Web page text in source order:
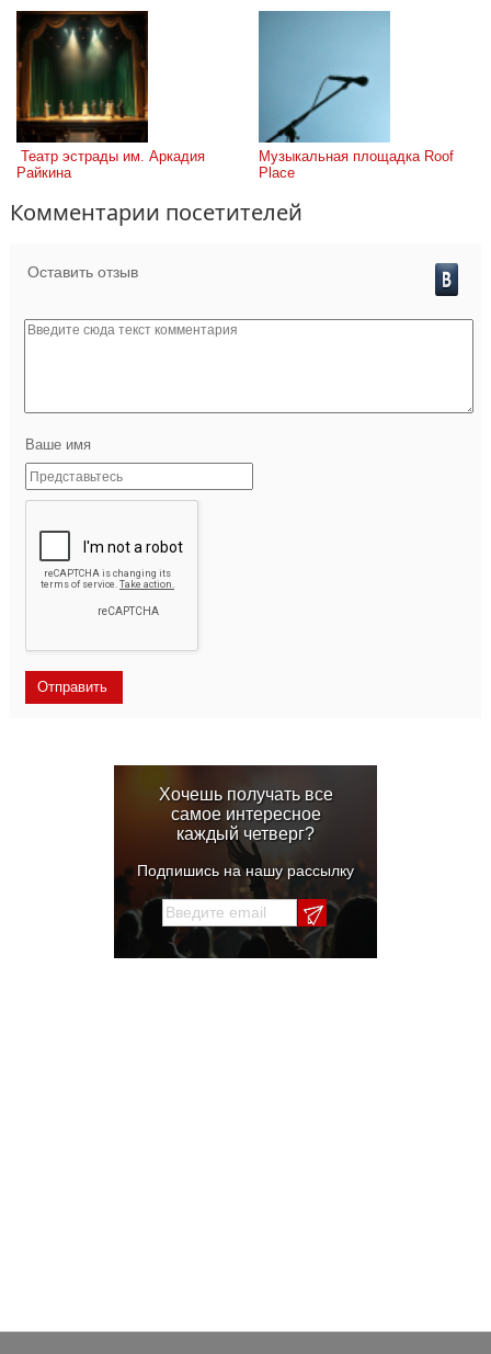
Райкина
Музыкальная площадка Roof
Place
Комментарии посетителей
Оставить отзыв
Ваше имя
Хочешь получать все
самое интересное
каждый четверг?
Подпишись на нашу рассылку